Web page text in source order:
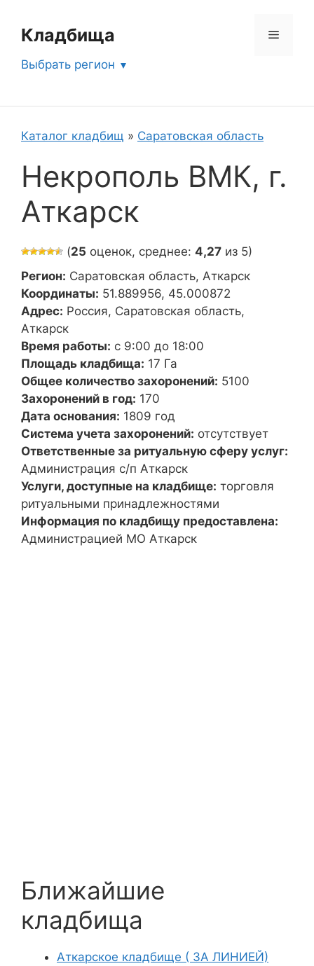
содержимому
Кладбища Меню
Выбрать регион
Каталог кладбищ » Саратовская область
Некрополь ВМК, г.
Аткарск
(25 оценок, среднее: 4,27 из 5)
Регион: Саратовская область, Аткарск
Координаты: 51.889956, 45.000872
Адрес: Россия, Саратовская область,
Аткарск
Время работы: с 9:00 до 18:00
Площадь кладбища: 17 Га
Общее количество захоронений: 5100
Захоронений в год: 170
Дата основания: 1809 год
Система учета захоронений: отсутствует
Ответственные за ритуальную сферу услуг:
Администрация с/п Аткарск
Услуги, доступные на кладбище: торговля
ритуальными принадлежностями
Информация по кладбищу предоставлена:
Администрацией МО Аткарск
Ближайшие
кладбища
Аткарское кладбище ( ЗА ЛИНИЕЙ)